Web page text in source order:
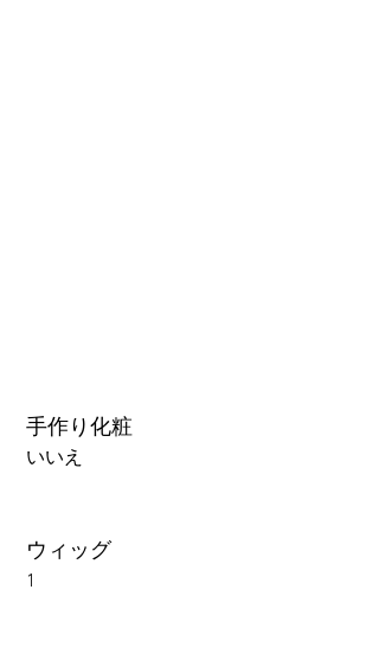
手作り化粧
いいえ
ウィッグ
1